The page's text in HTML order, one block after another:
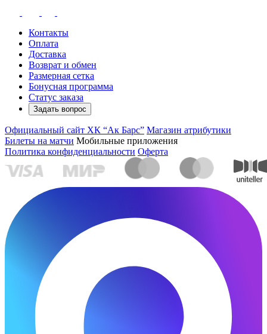
Контакты
Оплата
Доставка
Возврат и обмен
Размерная сетка
Бонусная программа
Статус заказа
Задать вопрос
Официальный сайт ХК “Ак Барс” Магазин атрибутики
Билеты на матчи Мобильные приложения
Политика конфиденциальности Оферта